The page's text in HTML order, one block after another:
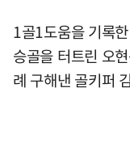
1골1도움을 기록
승골을 터트린 오
례 구해낸 골키퍼